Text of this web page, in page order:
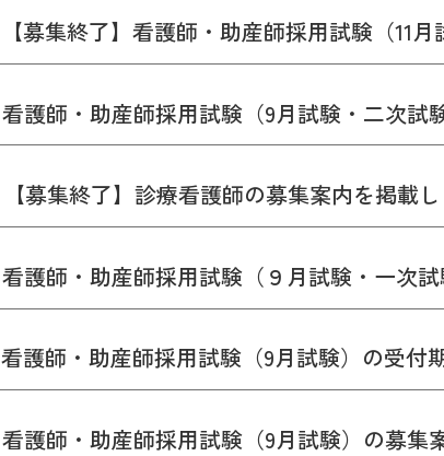
【募集終了】看護師・助産師採用試験（11
看護師・助産師採用試験（9月試験・二次試
【募集終了】診療看護師の募集案内を掲載し
看護師・助産師採用試験（９月試験・一次
看護師・助産師採用試験（9月試験）の受付
看護師・助産師採用試験（9月試験）の募集